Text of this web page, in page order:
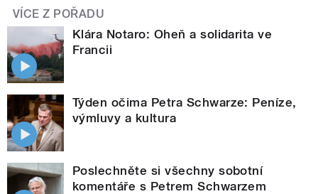
VÍCE Z POŘADU
Klára Notaro: Oheň a solidarita ve
Francii
Týden očima Petra Schwarze: Peníze,
výmluvy a kultura
Poslechněte si všechny sobotní
komentáře s Petrem Schwarzem